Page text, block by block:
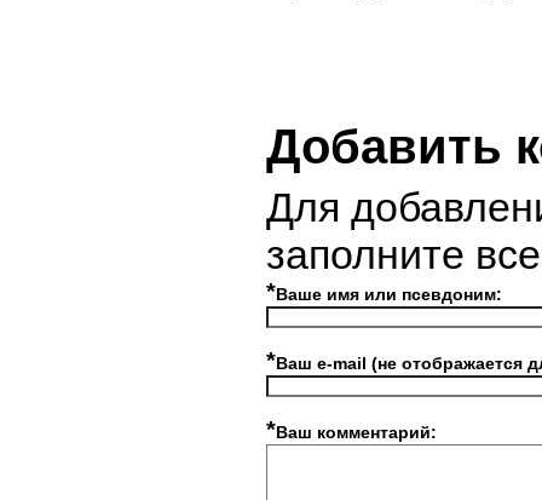
Добавить
Для
заполните
*Ваше имя или псевдоним:
*Ваш e-mail (не отображается
*Ваш комментарий: